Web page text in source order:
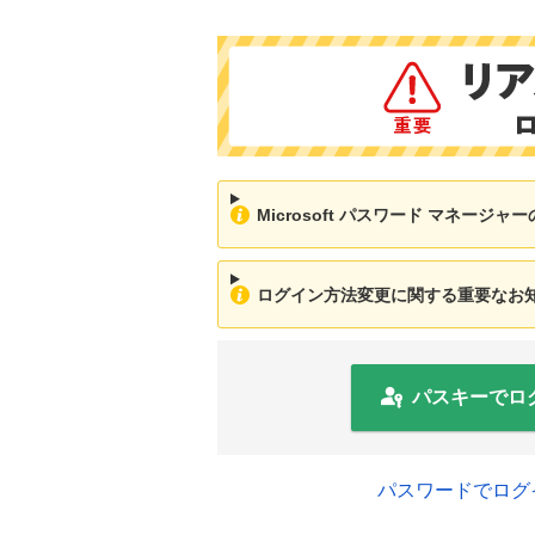
Microsoft パスワード マネージャー
ログイン方法変更に関する重要なお
パスキーでロ
パスワードでログ